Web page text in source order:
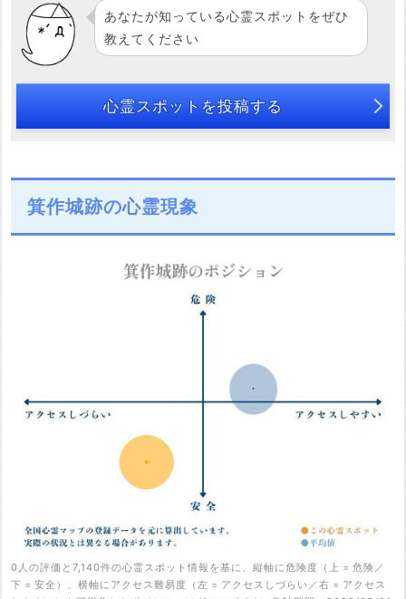
あなたが知っている心霊スポットをぜひ
教えてください
心霊スポットを投稿する
箕作城跡の心霊現象
0人の評価と7,140件の心霊スポット情報を基に、縦軸に危険度（上 = 危険／
下 = 安全）、横軸にアクセス難易度（左 = アクセスしづらい／右 = アクセス